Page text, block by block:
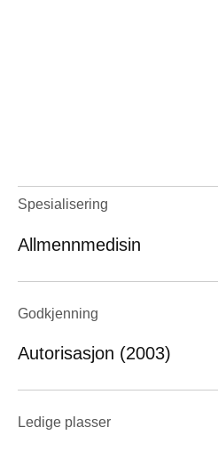
Spesialisering
Allmennmedisin
Godkjenning
Autorisasjon (2003)
Ledige plasser